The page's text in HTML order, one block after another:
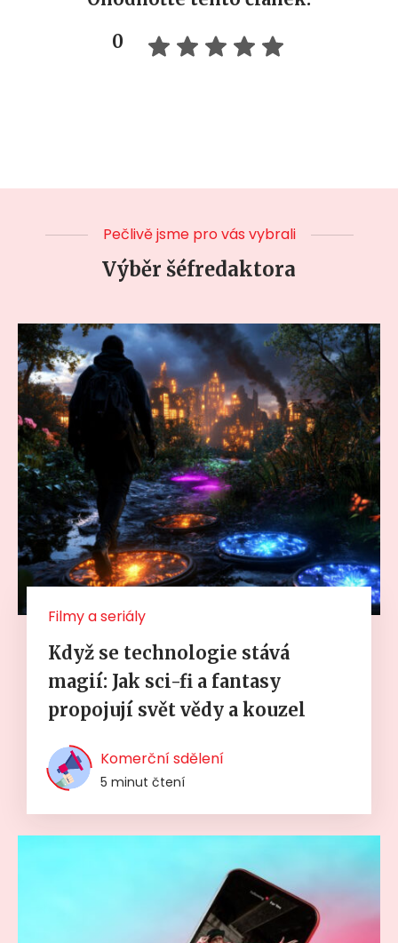
0
Pečlivě jsme pro vás vybrali
Výběr šéfredaktora
Filmy a seriály
Když se technologie stává
magií: Jak sci-fi a fantasy
propojují svět vědy a kouzel
Komerční sdělení
5 minut čtení